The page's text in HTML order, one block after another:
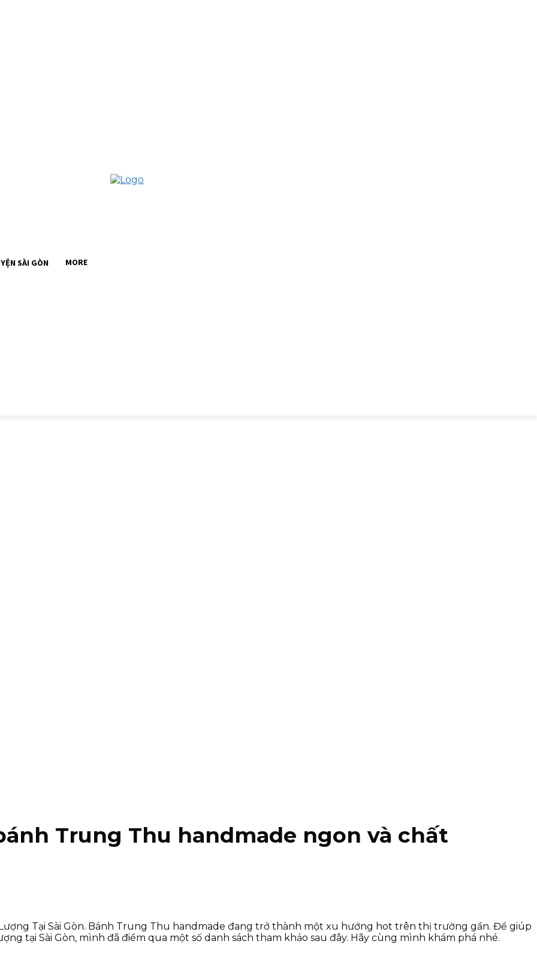
SÀI GÒN MORE
Trung Thu handmade ngon và chất
Tại Sài Gòn. Bánh Trung Thu handmade đang trở thành một xu hướng hot trên thị trường gần. Để giúp
tại Sài Gòn, mình đã điểm qua một số danh sách tham khảo sau đây. Hãy cùng mình khám phá nhé.